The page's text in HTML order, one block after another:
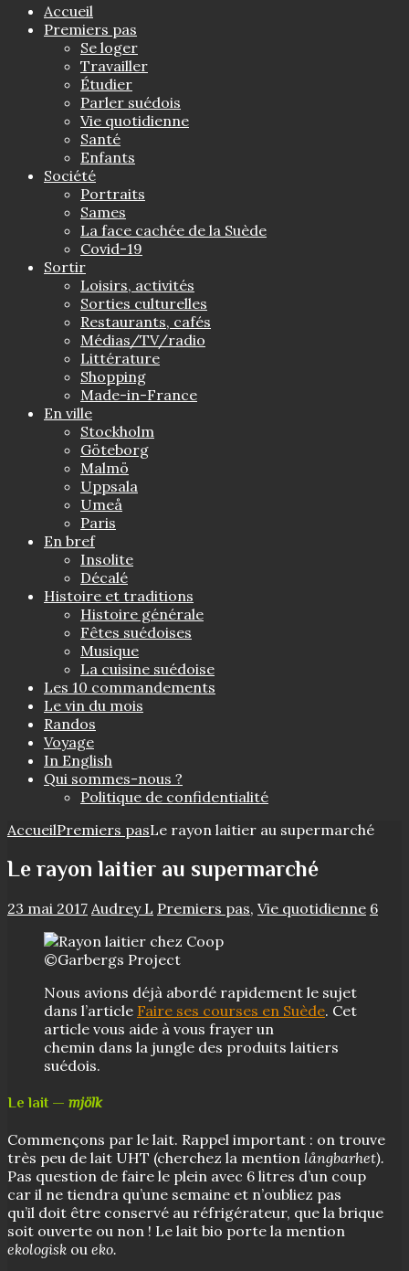
Accueil
Premiers pas
Se loger
Travailler
Étudier
Parler suédois
Vie quotidienne
Santé
Enfants
Société
Portraits
Sames
La face cachée de la Suède
Covid-19
Sortir
Loisirs, activités
Sorties culturelles
Restaurants, cafés
Médias/TV/radio
Littérature
Shopping
Made-in-France
En ville
Stockholm
Göteborg
Malmö
Uppsala
Umeå
Paris
En bref
Insolite
Décalé
Histoire et traditions
Histoire générale
Fêtes suédoises
Musique
La cuisine suédoise
Les 10 commandements
Le vin du mois
Randos
Voyage
In English
Qui sommes-nous ?
Politique de confidentialité
AccueilPremiers pasLe rayon laitier au supermarché
Le rayon laitier au supermarché
23 mai 2017 Audrey L Premiers pas, Vie quotidienne 6
©Garbergs Project
Nous avions déjà abordé rapidement le sujet
dans l’article Faire ses courses en Suède. Cet
article vous aide à vous frayer un
chemin dans la jungle des produits laitiers
suédois.
Le lait — mjölk
Commençons par le lait. Rappel important : on trouve
très peu de lait UHT (cherchez la mention långbarhet).
Pas question de faire le plein avec 6 litres d’un coup
car il ne tiendra qu’une semaine et n’oubliez pas
qu’il doit être conservé au réfrigérateur, que la brique
soit ouverte ou non ! Le lait bio porte la mention
ekologisk ou eko.